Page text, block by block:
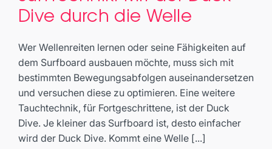
Surftechnik: Mit der Duck Dive
Basics
Dive durch die Welle
Wer Wellenreiten lernen oder seine Fähigkeiten auf
dem Surfboard ausbauen möchte, muss sich mit
bestimmten Bewegungsabfolgen auseinandersetzen
und versuchen diese zu optimieren. Eine weitere
Tauchtechnik, für Fortgeschrittene, ist der Duck
Dive. Je kleiner das Surfboard ist, desto einfacher
wird der Duck Dive. Kommt eine Welle [...]